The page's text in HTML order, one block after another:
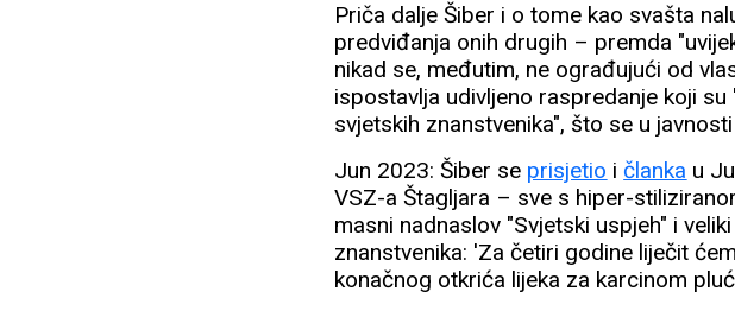
Priča dalje Šiber i o tome kao svašta
predviđanja onih drugih – premda
nikad se, međutim, ne ograđujući od
ispostavlja udivljeno raspredanje koji
svjetskih znanstvenika", što se u
Jun 2023: Šiber se prisjetio ičlanka u
VSZ-a Štagljara – sve s hiper-
masni nadnaslov "Svjetski uspjeh" i
znanstvenika: 'Za četiri godine liječit
konačnog otkrića lijeka za karcinom